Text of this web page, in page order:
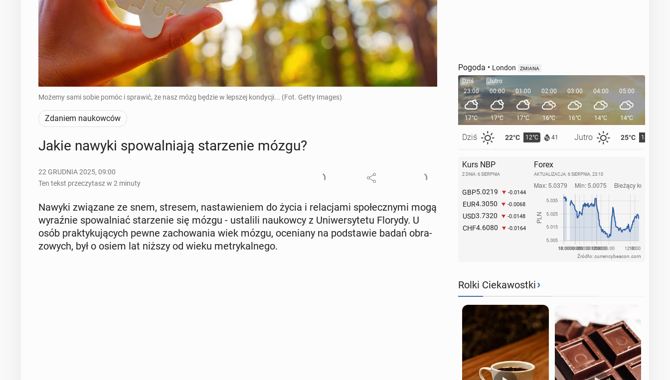
Możemy sami sobie pomóc i sprawić, że nasz mózg będzie w lepszej kondycji... (Fot. Getty Images)
Zdaniem naukowców
Jakie nawyki spo­wal­nia­ją sta­rze­nie mózgu?
22 GRUDNIA 2025, 09:00
Ten tekst przeczytasz w 2 minuty
Nawyki zwią­za­ne ze snem, stresem, na­sta­wie­niem do życia i re­la­cja­mi spo­łecz­ny­mi mogą
wy­raź­nie spo­wal­niać sta­rze­nie się mózgu - usta­li­li na­ukow­cy z Uni­wer­sy­te­tu Florydy. U
osób prak­ty­ku­ją­cych pewne za­cho­wa­nia wiek mózgu, oce­nia­ny na pod­sta­wie badań ob­ra­
zo­wych, był o osiem lat niższy od wieku me­try­kal­ne­go.
Pogoda • London ZMIANA
Dziś
23:00
17°C
Dziś 22°C 12°C 41 Jutro 25°C 14°C
Jutro
00:00
17°C
01:00
17°C
02:00
16°C
03:00
16°C
04:00
14°C
05:00
14°C
Kurs NBP
Z DNIA: 6 SIERPNIA
GBP5.0219 -0.0144
EUR4.3050 -0.0068
USD3.7320 -0.0148
CHF4.6080 -0.0164
Forex
AKTUALIZACJA: 6 SIERPNIA, 23:10
Źródło: currencybeacon.com
Rolki Ciekawostki›